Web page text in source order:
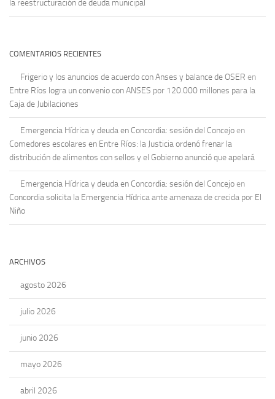
la reestructuración de deuda municipal
COMENTARIOS RECIENTES
Frigerio y los anuncios de acuerdo con Anses y balance de OSER en
Entre Ríos logra un convenio con ANSES por 120.000 millones para la
Caja de Jubilaciones
Emergencia Hídrica y deuda en Concordia: sesión del Concejo en
Comedores escolares en Entre Ríos: la Justicia ordenó frenar la
distribución de alimentos con sellos y el Gobierno anunció que apelará
Emergencia Hídrica y deuda en Concordia: sesión del Concejo en
Concordia solicita la Emergencia Hídrica ante amenaza de crecida por El
Niño
ARCHIVOS
agosto 2026
julio 2026
junio 2026
mayo 2026
abril 2026